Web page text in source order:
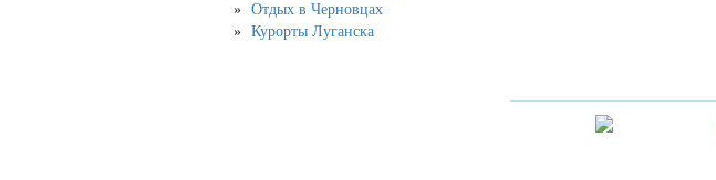
Отдых в Черновцах
Курорты Луганска